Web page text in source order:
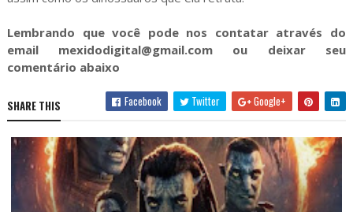
Lembrando que você pode nos contatar através do
email mexidodigital@gmail.com ou deixar seu
comentário abaixo
SHARE THIS Facebook Twitter Google+